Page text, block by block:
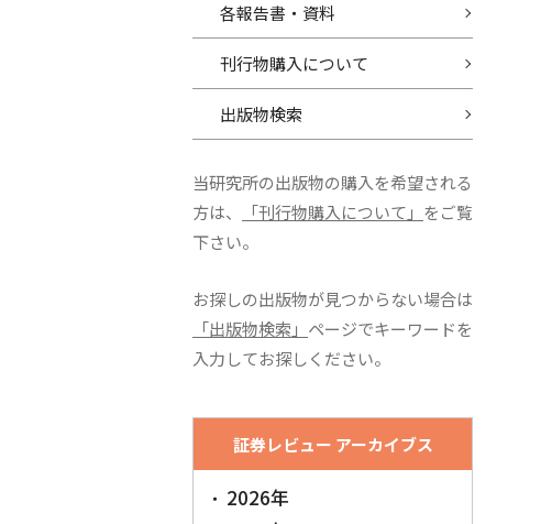
各報告書・資料
刊行物購入について
出版物検索
当研究所の出版物の購入を希望される
方は、
「刊行物購入について」 をご覧
下さい。
お探しの出版物が見つからない場合は
「出版物検索」 ページでキーワードを
入力してお探しください。
証券レビュー アーカイブス
2026年